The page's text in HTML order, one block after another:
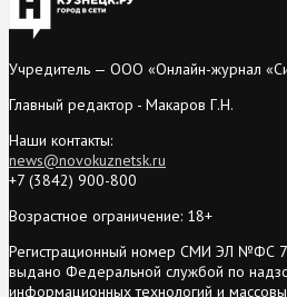
Учредитель — ООО «Онлайн-журнал
Главный редактор - Макаров Г.Н.
Наши контакты:
news@novokuznetsk.ru
+7 (3842) 900-800
Возрастное ограничение: 18+
Регистрационный номер СМИ ЭЛ №ФС
выдано Федеральной службой по
информационных технологий и